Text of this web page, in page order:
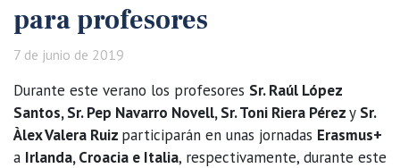
para profesores
7 de junio de 2019
Durante este verano los profesores Sr. Raúl López
Santos, Sr. Pep Navarro Novell, Sr. Toni Riera Pérezy Sr.
Àlex Valera Ruiz participarán en unas jornadas Erasmus+
a Irlanda, Croacia e Italia, respectivamente, durante este